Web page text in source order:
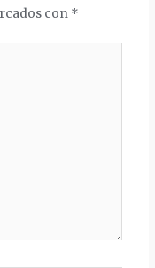
con *